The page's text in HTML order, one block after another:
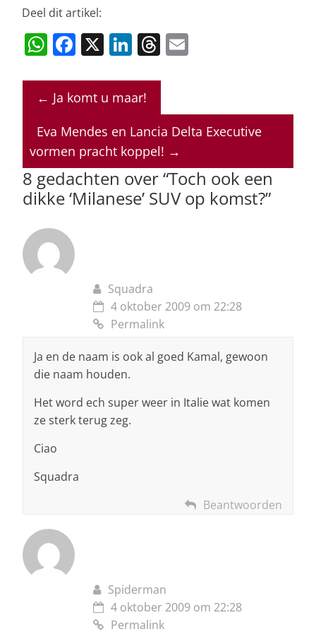
Deel dit artikel:
W
at
s
A
p
p
F
c
e
b
o
o
k
X Li
k
e
dI
n
T
re
a
d
s
l
← Ja komt u maar!
Eva Mendes en Lancia Delta Executive
vormen pracht koppel! →
8 gedachten over “Toch ook een
dikke ‘Milanese’ SUV op komst?”
Squadra
4 oktober 2009 om 22:28
Permalink
Ja en de naam is ook al goed Kamal, gewoon
die naam houden.
Het word ech super weer in Italie wat komen
ze sterk terug zeg.
Ciao
Squadra
Beantwoorden
Spiderman
4 oktober 2009 om 22:28
Permalink